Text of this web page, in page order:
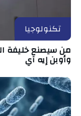
تكنولوجيا
من سيصنع خليفة
وأوبن إيه آي